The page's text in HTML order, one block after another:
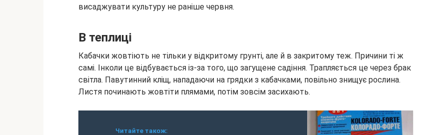
висаджувати культуру не раніше червня.
В теплиці
Кабачки жовтіють не тільки у відкритому грунті, але й в закритому теж. Причини ті ж
самі. Інколи це відбувається із-за того, що загущене садіння. Трапляється це через брак
світла. Павутинний кліщ, нападаючи на грядки з кабачками, повільно знищує рослина.
Листя починають жовтіти плямами, потім зовсім засихають.
Читайте також: